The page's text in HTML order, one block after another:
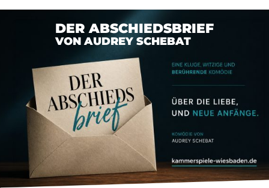
DER ABSCHIEDSBRIEF
VON AUDREY SCHEBAT